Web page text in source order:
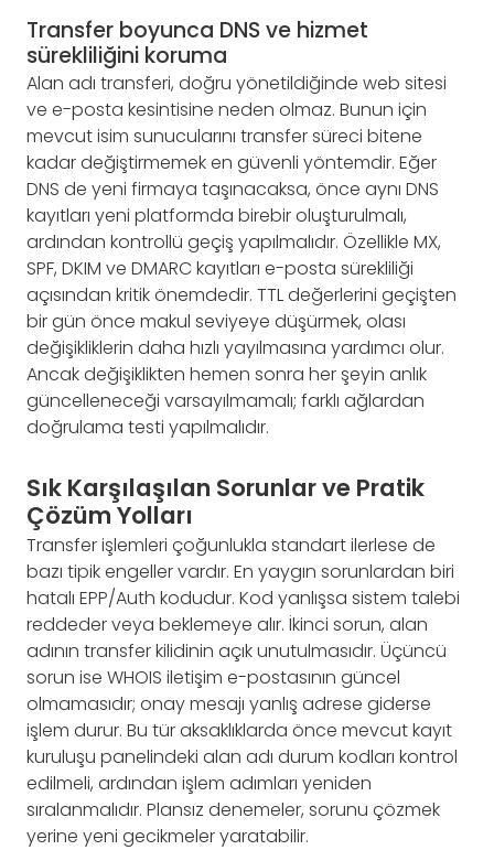
Transfer boyunca DNS ve hizmet
sürekliliğini koruma
Alan adı transferi, doğru yönetildiğinde web sitesi
ve e-posta kesintisine neden olmaz. Bunun için
mevcut isim sunucularını transfer süreci bitene
kadar değiştirmemek en güvenli yöntemdir. Eğer
DNS de yeni firmaya taşınacaksa, önce aynı DNS
kayıtları yeni platformda birebir oluşturulmalı,
ardından kontrollü geçiş yapılmalıdır. Özellikle MX,
SPF, DKIM ve DMARC kayıtları e-posta sürekliliği
açısından kritik önemdedir. TTL değerlerini geçişten
bir gün önce makul seviyeye düşürmek, olası
değişikliklerin daha hızlı yayılmasına yardımcı olur.
Ancak değişiklikten hemen sonra her şeyin anlık
güncelleneceği varsayılmamalı; farklı ağlardan
doğrulama testi yapılmalıdır.
Sık Karşılaşılan Sorunlar ve Pratik
Çözüm Yolları
Transfer işlemleri çoğunlukla standart ilerlese de
bazı tipik engeller vardır. En yaygın sorunlardan biri
hatalı EPP/Auth kodudur. Kod yanlışsa sistem talebi
reddeder veya beklemeye alır. İkinci sorun, alan
adının transfer kilidinin açık unutulmasıdır. Üçüncü
sorun ise WHOIS iletişim e-postasının güncel
olmamasıdır; onay mesajı yanlış adrese giderse
işlem durur. Bu tür aksaklıklarda önce mevcut kayıt
kuruluşu panelindeki alan adı durum kodları kontrol
edilmeli, ardından işlem adımları yeniden
sıralanmalıdır. Plansız denemeler, sorunu çözmek
yerine yeni gecikmeler yaratabilir.